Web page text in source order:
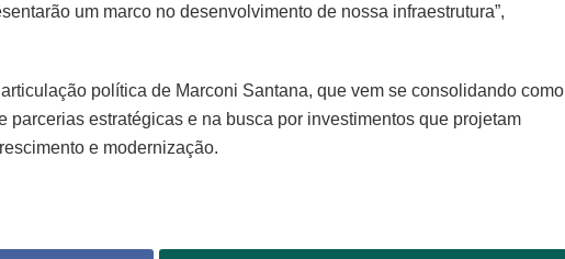
um marco no desenvolvimento de nossa infraestrutura”,
política de Marconi Santana, que vem se consolidando como
parcerias estratégicas e na busca por investimentos que projetam
e modernização.